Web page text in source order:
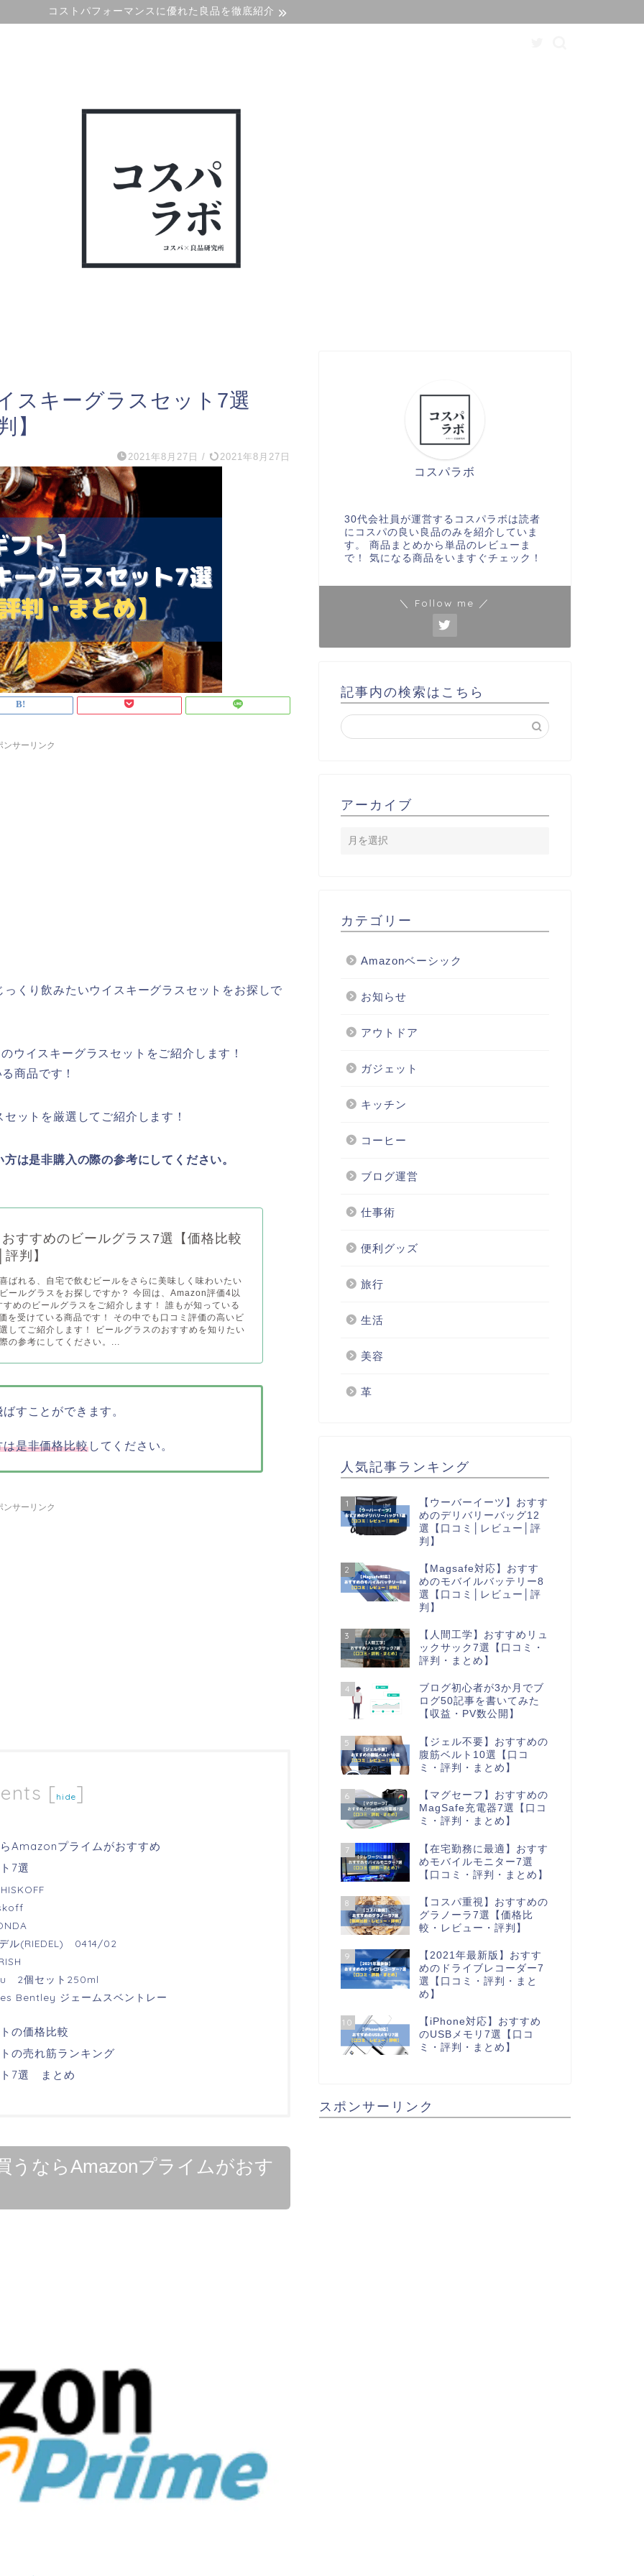
コストパフォーマンスに優れた良品を徹底紹介
スキーグラスセット7選
】
2021年8月27日 / 2021年8月27日
ンサーリンク
くり飲みたいウイスキーグラスセットをお探しで
ウイスキーグラスセットをご紹介します！
商品です！
ットを厳選してご紹介します！
は是非購入の際の参考にしてください。
すすめのビールグラス7選【価格比較
判】
ばれる、自宅で飲むビールをさらに美味しく味わいたい
ールグラスをお探しですか？ 今回は、Amazon評価4以
めのビールグラスをご紹介します！ 誰もが知っている
を受けている商品です！ その中でも口コミ評価の高いビ
してご紹介します！ ビールグラスのおすすめを知りたい
の参考にしてください。...
すことができます。
是非価格比較してください。
ンサーリンク
[ hide]
Amazonプライムがおすすめ
7選
ル(RIEDEL) 0414/02
2個セット250ml
Bentley ジェームスベントレー
の価格比較
の売れ筋ランキング
ト7選 まとめ
うならAmazonプライムがおす
コスパラボ
30代会社員が運営するコスパラボは読者
にコスパの良い良品のみを紹介していま
す。 商品まとめから単品のレビューま
で！ 気になる商品をいますぐチェック！
＼ Follow me ／
記事内の検索はこちら
アーカイブ
カテゴリー
Amazonベーシック
お知らせ
アウトドア
ガジェット
キッチン
コーヒー
ブログ運営
仕事術
便利グッズ
旅行
生活
美容
革
人気記事ランキング
1
【ウーバーイーツ】おすす
めのデリバリーバッグ12
選【口コミ│レビュー│評
判】
2
【Magsafe対応】おすす
めのモバイルバッテリー8
選【口コミ│レビュー│評
判】
3
【人間工学】おすすめリュ
ックサック7選【口コミ・
評判・まとめ】
4
ブログ初心者が3か月でブ
ログ50記事を書いてみた
【収益・PV数公開】
5
【ジェル不要】おすすめの
腹筋ベルト10選【口コ
ミ・評判・まとめ】
6
【マグセーフ】おすすめの
MagSafe充電器7選【口コ
ミ・評判・まとめ】
7
【在宅勤務に最適】おすす
めモバイルモニター7選
【口コミ・評判・まとめ】
8
【コスパ重視】おすすめの
グラノーラ7選【価格比
較・レビュー・評判】
9
【2021年最新版】おすす
めのドライブレコーダー7
選【口コミ・評判・まと
め】
10
【iPhone対応】おすすめ
のUSBメモリ7選【口コ
ミ・評判・まとめ】
スポンサーリンク